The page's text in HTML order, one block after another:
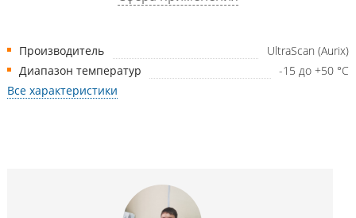
Производитель
UltraScan (Aurix)
Диапазон температур
-15 до +50 °С
Все характеристики